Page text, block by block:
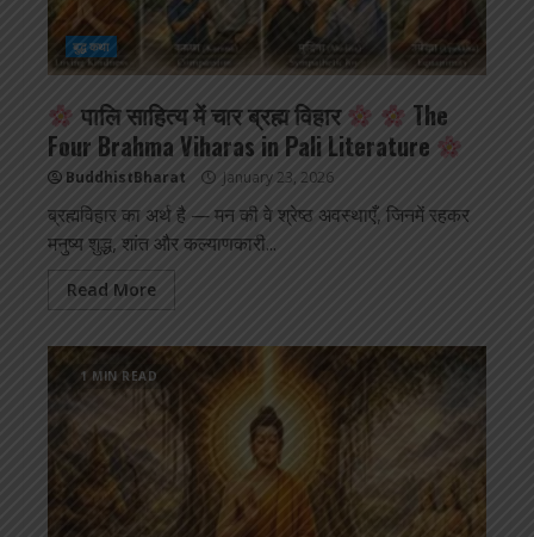
बुद्ध कथा
पालि साहित्य में चार ब्रह्म विहार
The
Four Brahma Viharas in Pali Literature
BuddhistBharat January 23, 2026
ब्रह्मविहार का अर्थ है — मन की वे श्रेष्ठ अवस्थाएँ, जिनमें रहकर
मनुष्य शुद्ध, शांत और कल्याणकारी...
Read More
1 MIN READ